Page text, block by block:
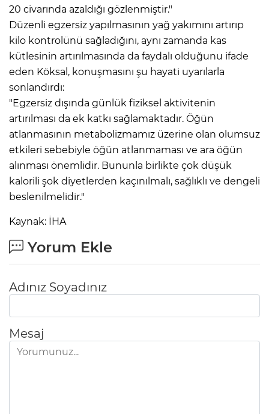
20 civarında azaldığı gözlenmiştir."
Düzenli egzersiz yapılmasının yağ yakımını artırıp
kilo kontrolünü sağladığını, aynı zamanda kas
kütlesinin artırılmasında da faydalı olduğunu ifade
eden Köksal, konuşmasını şu hayati uyarılarla
sonlandırdı:
"Egzersiz dışında günlük fiziksel aktivitenin
artırılması da ek katkı sağlamaktadır. Öğün
atlanmasının metabolizmamız üzerine olan olumsuz
etkileri sebebiyle öğün atlanmaması ve ara öğün
alınması önemlidir. Bununla birlikte çok düşük
kalorili şok diyetlerden kaçınılmalı, sağlıklı ve dengeli
beslenilmelidir."
Kaynak: İHA
Yorum Ekle
Adınız Soyadınız
Mesaj